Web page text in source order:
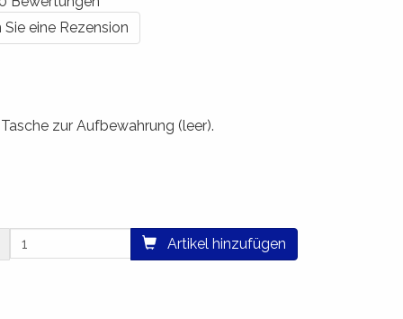
eine Rezension
zur Aufbewahrung (leer).
Artikel hinzufügen